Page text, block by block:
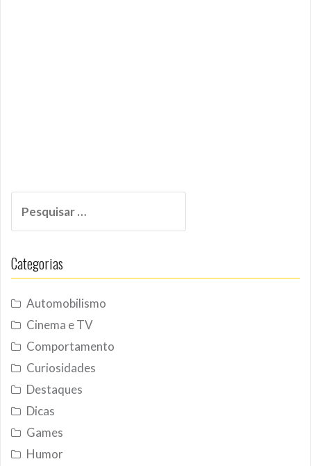
por:
Categorias
Automobilismo
Cinema e TV
Comportamento
Curiosidades
Destaques
Dicas
Games
Humor